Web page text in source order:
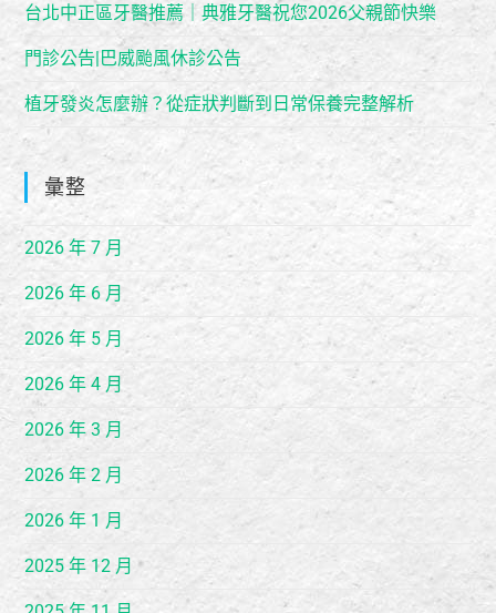
台北中正區牙醫推薦｜典雅牙醫祝您2026父親節快樂
門診公告|巴威颱風休診公告
植牙發炎怎麼辦？從症狀判斷到日常保養完整解析
彙整
2026 年 7 月
2026 年 6 月
2026 年 5 月
2026 年 4 月
2026 年 3 月
2026 年 2 月
2026 年 1 月
2025 年 12 月